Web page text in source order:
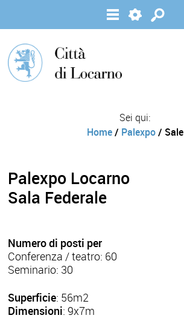
Sei qui:
Home/ Palexpo/ Sale
Palexpo Locarno
Sala Federale
Numero di posti per
Conferenza / teatro: 60
Seminario: 30
Superficie: 56m2
Dimensioni: 9x7m